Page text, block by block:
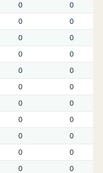
0
0
0
0
0
0
0
0
0
0
0
0
0
0
0
0
0
0
0
0
0
0